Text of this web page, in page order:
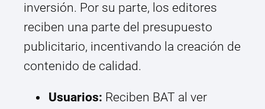
inversión. Por su parte, los editores
reciben una parte del presupuesto
publicitario, incentivando la creación de
contenido de calidad.
Usuarios: Reciben BAT al ver